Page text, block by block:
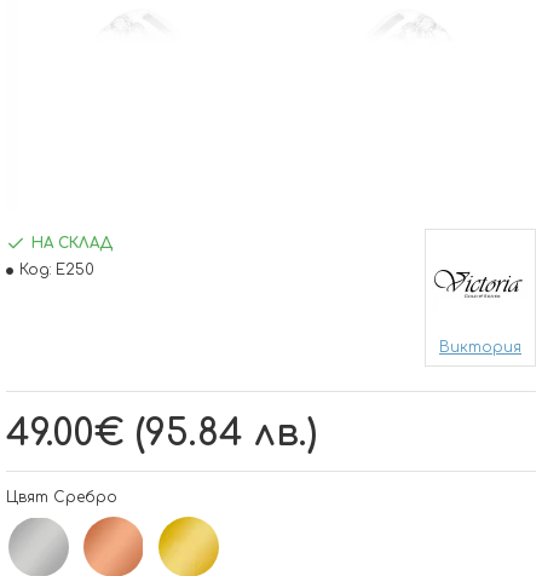
49.00€ (95.84 лв.)
НА СКЛАД
Код: E250
Виктория
Цвят Сребро